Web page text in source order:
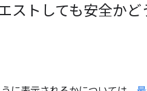
ストしても安全かど